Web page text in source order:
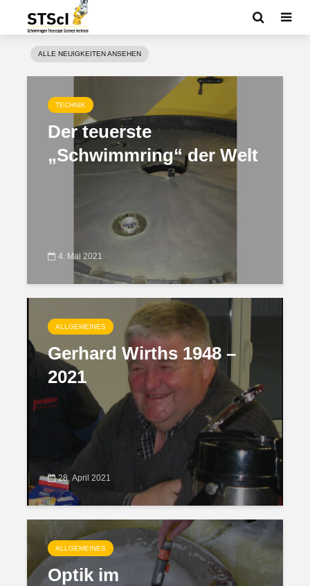
ALLE NEUIGKEITEN ANSEHEN
TECHNIK
Der teuerste
„Schwimmring“ der Welt
4. Mai 2021
ALLGEMEINES
Gerhard Wirths 1948 –
2021
28. April 2021
ALLGEMEINES
Optik im